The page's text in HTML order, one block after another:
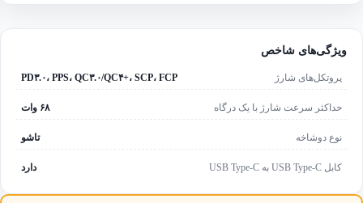
ویژگی‌های شاخص
پروتکل‌های شارژ PD۳.۰، PPS، QC۳.۰/QC۴+، SCP، FCP
حداکثر سرعت شارژ با یک درگاه ۶۸ وات
نوع دوشاخه تاشو
کابل USB Type-C به USB Type-C دارد